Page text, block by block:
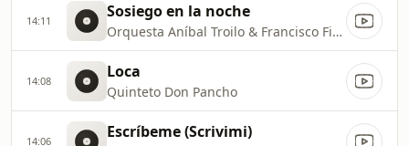
14:11 Sosiego en la noche
Orquesta Aníbal Troilo & Francisco Fiorentino
14:08 Loca
Quinteto Don Pancho
14:06 Escríbeme (Scrivimi)